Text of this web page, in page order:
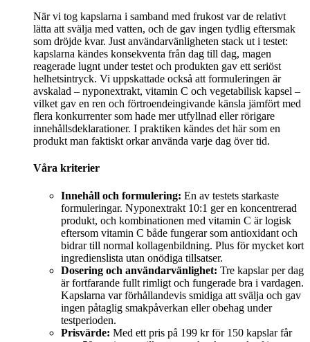
När vi tog kapslarna i samband med frukost var de relativt
lätta att svälja med vatten, och de gav ingen tydlig eftersmak
som dröjde kvar. Just användarvänligheten stack ut i testet:
kapslarna kändes konsekventa från dag till dag, magen
reagerade lugnt under testet och produkten gav ett seriöst
helhetsintryck. Vi uppskattade också att formuleringen är
avskalad – nyponextrakt, vitamin C och vegetabilisk kapsel –
vilket gav en ren och förtroendeingivande känsla jämfört med
flera konkurrenter som hade mer utfyllnad eller rörigare
innehållsdeklarationer. I praktiken kändes det här som en
produkt man faktiskt orkar använda varje dag över tid.
Våra kriterier
Innehåll och formulering: En av testets starkaste
formuleringar. Nyponextrakt 10:1 ger en koncentrerad
produkt, och kombinationen med vitamin C är logisk
eftersom vitamin C både fungerar som antioxidant och
bidrar till normal kollagenbildning. Plus för mycket kort
ingredienslista utan onödiga tillsatser.
Dosering och användarvänlighet: Tre kapslar per dag
är fortfarande fullt rimligt och fungerade bra i vardagen.
Kapslarna var förhållandevis smidiga att svälja och gav
ingen påtaglig smakpåverkan eller obehag under
testperioden.
Prisvärde: Med ett pris på 199 kr för 150 kapslar får